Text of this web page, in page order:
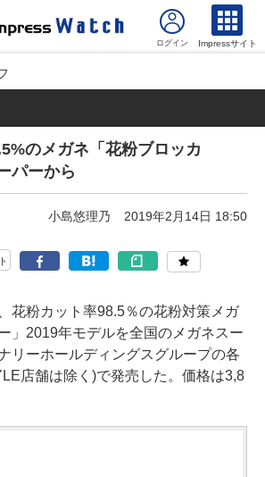
Impressサイト
のメガネ「花粉ブロッカ
パーから
小島悠理乃 2019年2月14日 18:50
花粉カット率98.5％の花粉対策メガ
」2019年モデルを全国のメガネスー
リーホールディングスグループの各
店舗は除く)で発売した。価格は3,8